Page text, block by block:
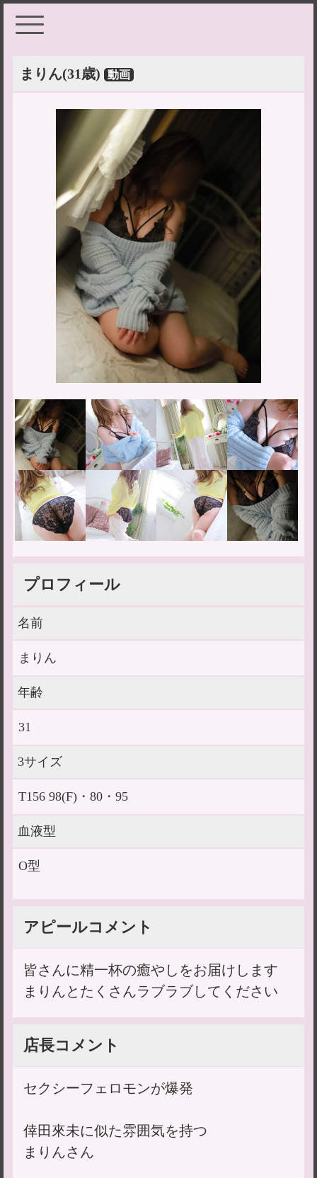
まりん(31歳) 動画
プロフィール
名前
まりん
年齢
31
3サイズ
T156 98(F)・80・95
血液型
O型
アピールコメント
皆さんに精一杯の癒やしをお届けします
まりんとたくさんラブラブしてください
店長コメント
セクシーフェロモンが爆発
倖田來未に似た雰囲気を持つ
まりんさん